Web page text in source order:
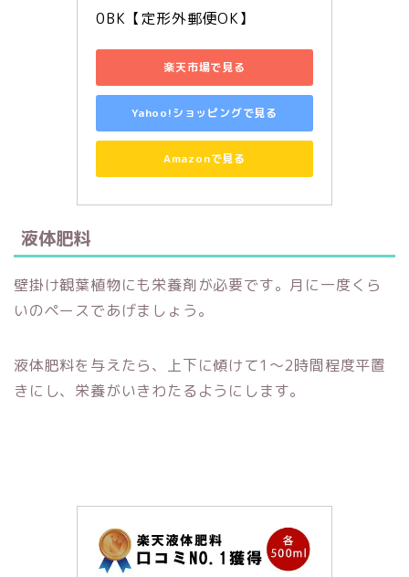
0BK【定形外郵便OK】
楽天市場で見る
Yahoo!ショッピングで見る
Amazonで見る
液体肥料
壁掛け観葉植物にも栄養剤が必要です。月に一度くら
いのペースであげましょう。
液体肥料を与えたら、上下に傾けて1～2時間程度平置
きにし、栄養がいきわたるようにします。